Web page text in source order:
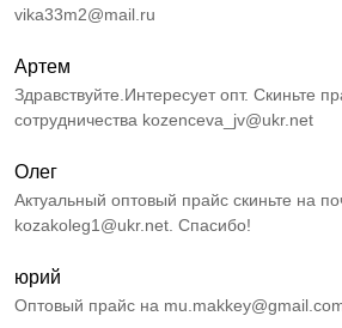
vika33m2@mail.ru
Артем
Здравствуйте.Интересует опт. Скиньте
сотрудничества kozenceva_jv@ukr.net
Олег
Актуальный оптовый прайс скиньте на
kozakoleg1@ukr.net. Спасибо!
юрий
Оптовый прайс на